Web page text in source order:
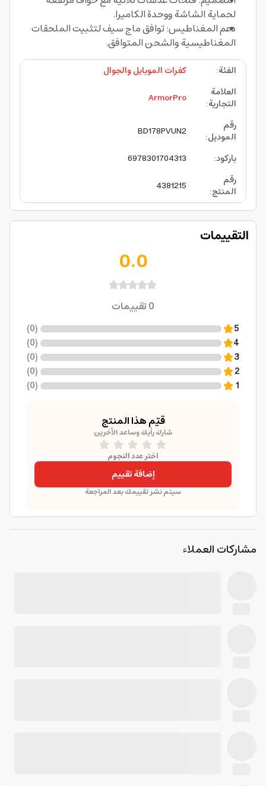
لحماية الشاشة ووحدة الكاميرا.
دعم المغناطيس: توافق ماج سيف لتثبيت الملحقات
المغناطيسية والشحن المتوافق.
الفئة:
كفرات الموبايل والجوال
العلامة
التجارية:
ArmorPro
رقم
الموديل:
BD178PVUN2
باركود:
6978301704313
رقم
المنتج:
4381215
التقييمات
0.0
0تقييمات
5
(
0
)
4
(
0
)
3
(
0
)
2
(
0
)
1
(
0
)
قيّم هذا المنتج
شارك رأيك وساعد الآخرين
اختر عدد النجوم
إضافة تقييم
سيتم نشر تقييمك بعد المراجعة
مشاركات العملاء